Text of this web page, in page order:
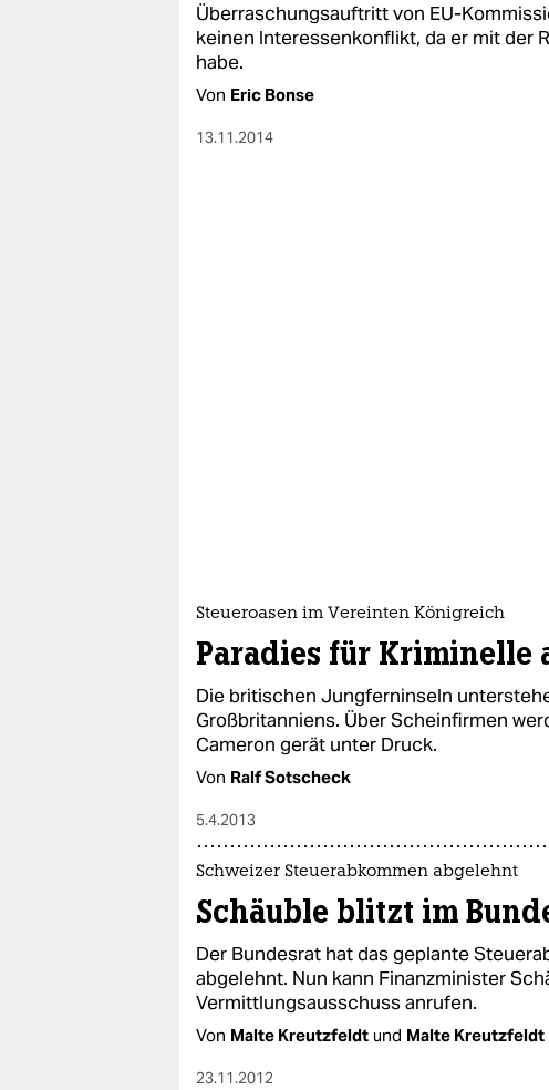
Überraschungsauftritt von EU-
keinen Interessenkonflikt, da er mit der
habe.
Von Eric Bonse
13.11.2014
Steueroasen im Vereinten Königreich
Paradies für Kriminelle
Die britischen Jungferninseln
Großbritanniens. Über Scheinfirmen
Cameron gerät unter Druck.
Von Ralf Sotscheck
5.4.2013
Schweizer Steuerabkommen abgelehnt
Schäuble blitzt im
Der Bundesrat hat das geplante
abgelehnt. Nun kann Finanzminister
Vermittlungsausschuss anrufen.
Von Malte Kreutzfeldt und Malte Kreutzfeldt
23.11.2012